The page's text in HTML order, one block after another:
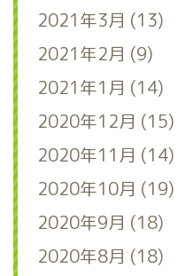
2021年3月 (13)
2021年2月 (9)
2021年1月 (14)
2020年12月 (15)
2020年11月 (14)
2020年10月 (19)
2020年9月 (18)
2020年8月 (18)